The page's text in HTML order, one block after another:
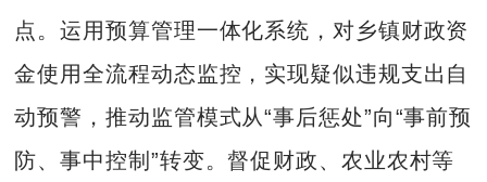
点。运用预算管理一体化系统，对乡镇财政资
金使用全流程动态监控，实现疑似违规支出自
动预警，推动监管模式从“事后惩处”向“事前预
防、事中控制”转变。督促财政、农业农村等